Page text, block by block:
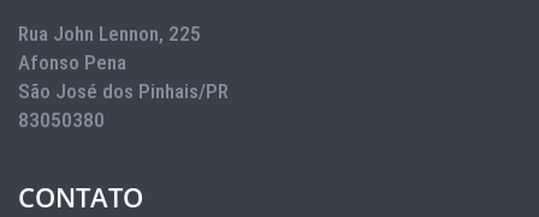
Rua John Lennon, 225
Afonso Pena
São José dos Pinhais/PR
83050380
CONTATO